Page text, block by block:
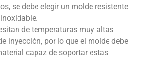
se debe elegir un molde resistente
de temperaturas muy altas
inyección, por lo que el molde debe
capaz de soportar estas